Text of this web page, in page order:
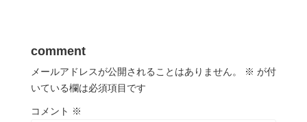
comment
メールアドレスが公開されることはありません。 ※ が付
いている欄は必須項目です
コメント ※